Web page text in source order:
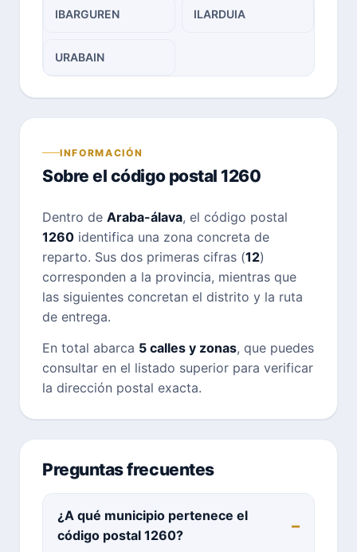
IBARGUREN ILARDUIA
URABAIN
INFORMACIÓN
Sobre el código postal 1260
Dentro de Araba-álava, el código postal
1260 identifica una zona concreta de
reparto. Sus dos primeras cifras (12)
corresponden a la provincia, mientras que
las siguientes concretan el distrito y la ruta
de entrega.
En total abarca 5 calles y zonas, que puedes
consultar en el listado superior para verificar
la dirección postal exacta.
Preguntas frecuentes
¿A qué municipio pertenece el
código postal 1260?